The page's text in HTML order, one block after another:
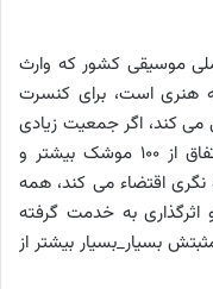
موسیقی کشور که وارث
است، برای کنسرت
می کند، اگر جمعیت زیادی
با او «ای ایران» می خواندند، پژواک این اتفاق از ۱۰۰ موشک بیشتر و
نگری اقتضاء می کند، همه
اثرگذاری به خدمت گرفته
بسیار_بسیار بیشتر از